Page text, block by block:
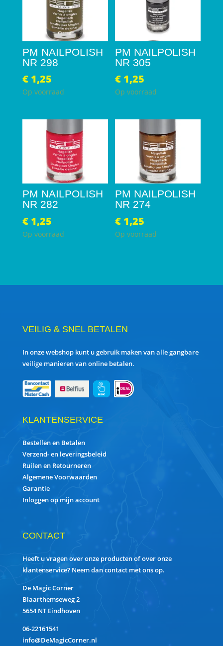
PM NAILPOLISH
NR 298
€1,25
Op voorraad
PM NAILPOLISH
NR 305
€ 1,25
Op voorraad
PM NAILPOLISH
NR 282
€1,25
Op voorraad
PM NAILPOLISH
NR 274
€ 1,25
Op voorraad
VEILIG & SNEL BETALEN
In onze webshop kunt u gebruik maken van alle gangbare
veilige manieren van online betalen.
KLANTENSERVICE
Bestellen en Betalen
Verzend- en leveringsbeleid
Ruilen en Retourneren
Algemene Voorwaarden
Garantie
Inloggen op mijn account
CONTACT
Heeft u vragen over onze producten of over onze
klantenservice? Neem dan contact met ons op.
De Magic Corner
Blaarthemseweg 2
5654 NT Eindhoven
06-22161541
info@DeMagicCorner.nl